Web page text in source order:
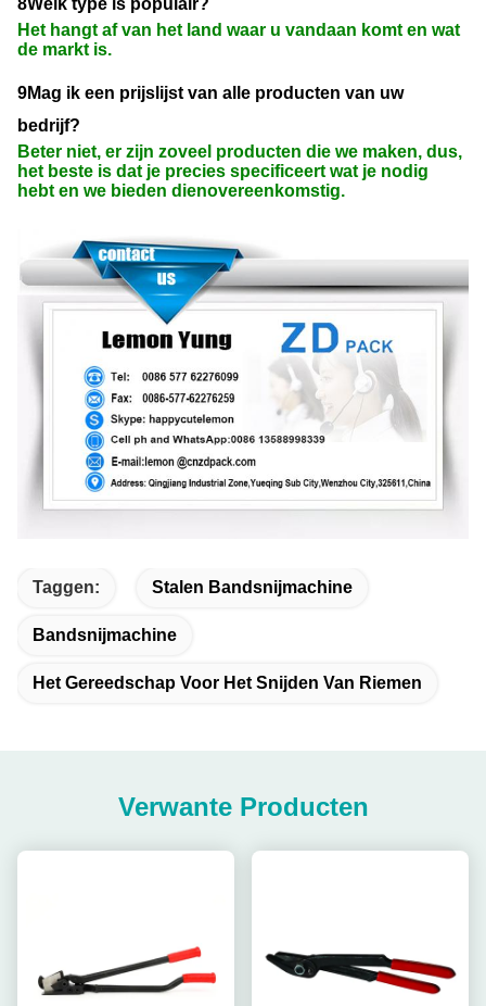
8Welk type is populair?
Het hangt af van het land waar u vandaan komt en wat
de markt is.
9Mag ik een prijslijst van alle producten van uw
bedrijf?
Beter niet, er zijn zoveel producten die we maken, dus,
het beste is dat je precies specificeert wat je nodig
hebt en we bieden dienovereenkomstig.
Taggen: Stalen Bandsnijmachine
Bandsnijmachine
Het Gereedschap Voor Het Snijden Van Riemen
Verwante Producten